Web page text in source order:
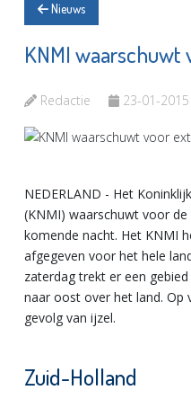
Nieuws
KNMI
Redactie 23-01-2015
NEDERLAND - Het
(KNMI) waarschuwt voor
komende nacht. Het KNMI
afgegeven voor het hele
zaterdag trekt er een
naar oost over het land. Op
gevolg van ijzel.
Zuid-Holland